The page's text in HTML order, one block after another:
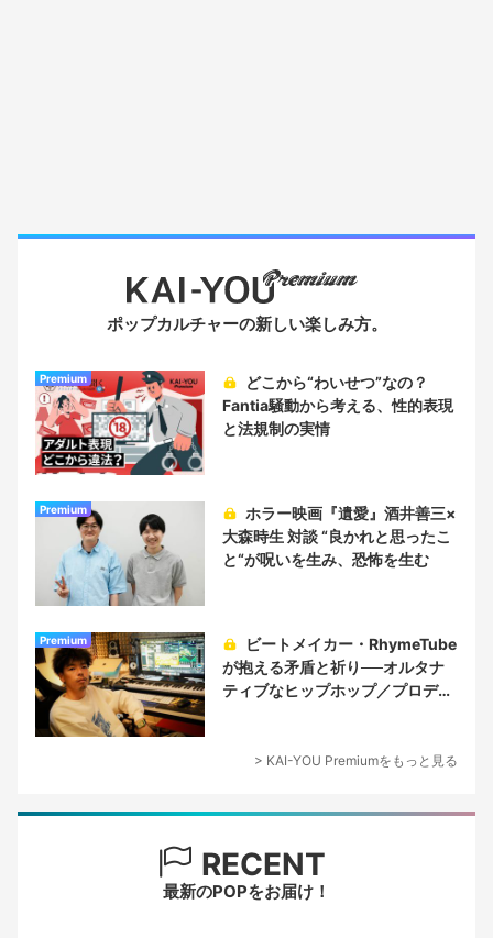
ポップカルチャーの新しい楽しみ方。
Premium
Fantia騒動から考える、性的表現
と法規制の実情
Premium
大森時生 対談 “良かれと思ったこ
と“が呪いを生み、恐怖を生む
Premium
が抱える矛盾と祈り──オルタナ
ティブなヒップホップ／プロデュ
> KAI-YOU Premiumをもっと見る
RECENT
最新のPOPをお届け！